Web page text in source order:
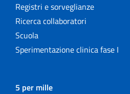
Registri e sorveglianze
Ricerca collaboratori
Scuola
Sperimentazione clinica fase I
5 per mille